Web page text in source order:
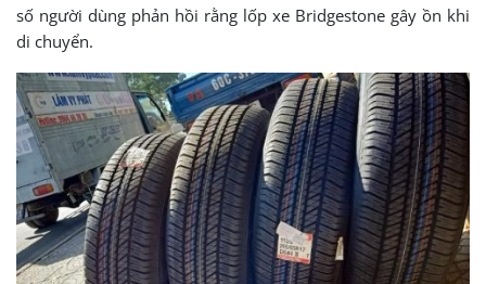
số người dùng phản hồi rằng lốp xe Bridgestone gây ồn khi
di chuyển.